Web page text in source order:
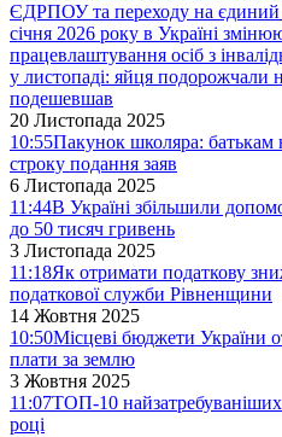
ЄДРПОУ та переходу на єдиний
січня 2026 року в Україні
працевлаштування осіб з
у листопаді: яйця подорожчали
подешевшав
20 Листопада 2025
10:55Пакунок школяра: батькам
строку подання заяв
6 Листопада 2025
11:44В Україні збільшили
до 50 тисяч гривень
3 Листопада 2025
11:18Як отримати податкову
податкової служби Рівненщини
14 Жовтня 2025
10:50Місцеві бюджети України
плати за землю
3 Жовтня 2025
11:07ТОП-10 найзатребуваніших
році